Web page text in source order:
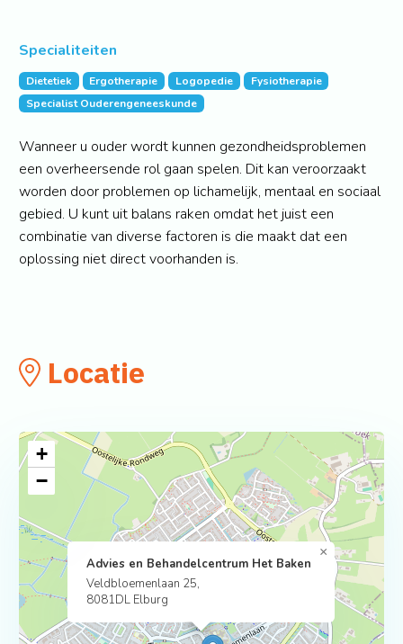
Specialiteiten
Dietetiek Ergotherapie Logopedie
Fysiotherapie
Specialist Ouderengeneeskunde
Wanneer u ouder wordt kunnen gezondheidsproblemen
een overheersende rol gaan spelen. Dit kan veroorzaakt
worden door problemen op lichamelijk, mentaal en sociaal
gebied. U kunt uit balans raken omdat het juist een
combinatie van diverse factoren is die maakt dat een
oplossing niet direct voorhanden is.
Locatie
Advies en Behandelcentrum Het Baken
Veldbloemenlaan 25,
8081DL Elburg
×
+
−